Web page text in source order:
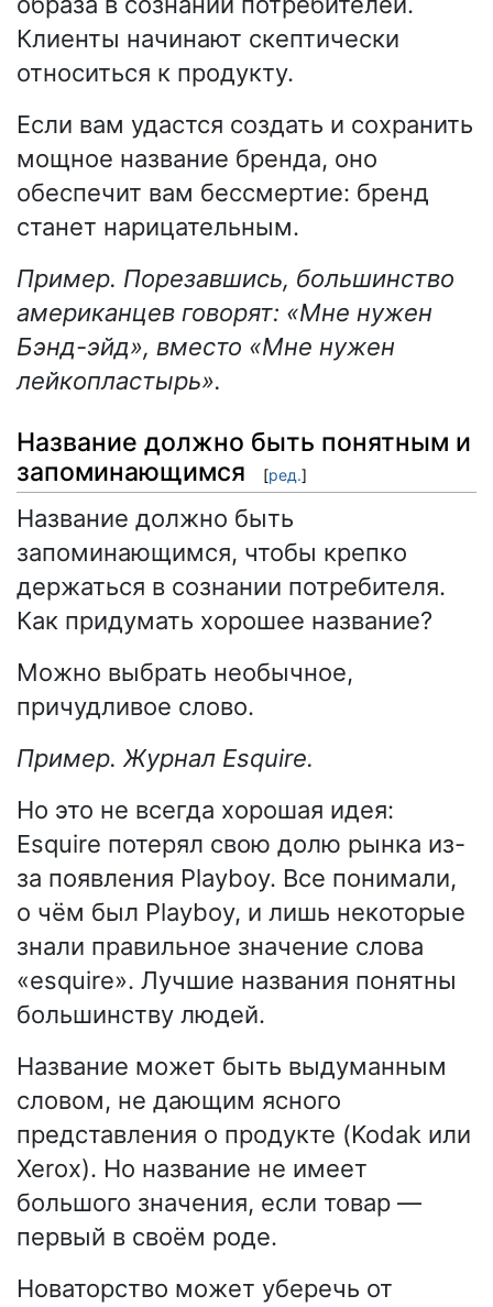
Клиенты начинают скептически
относиться к продукту.
Если вам удастся создать и сохранить
мощное название бренда, оно
обеспечит вам бессмертие: бренд
станет нарицательным.
Пример. Порезавшись, большинство
американцев говорят: «Мне нужен
Бэнд-эйд», вместо «Мне нужен
лейкопластырь».
Название должно быть понятным и
запоминающимся
[ред.]
Название должно быть
запоминающимся, чтобы крепко
держаться в сознании потребителя.
Как придумать хорошее название?
Можно выбрать необычное,
причудливое слово.
Пример. Журнал Esquire.
Но это не всегда хорошая идея:
Esquire потерял свою долю рынка из-
за появления Playboy. Все понимали,
о чём был Playboy, и лишь некоторые
знали правильное значение слова
«esquire». Лучшие названия понятны
большинству людей.
Название может быть выдуманным
словом, не дающим ясного
представления о продукте (Kodak или
Xerox). Но название не имеет
большого значения, если товар —
первый в своём роде.
Новаторство может уберечь от